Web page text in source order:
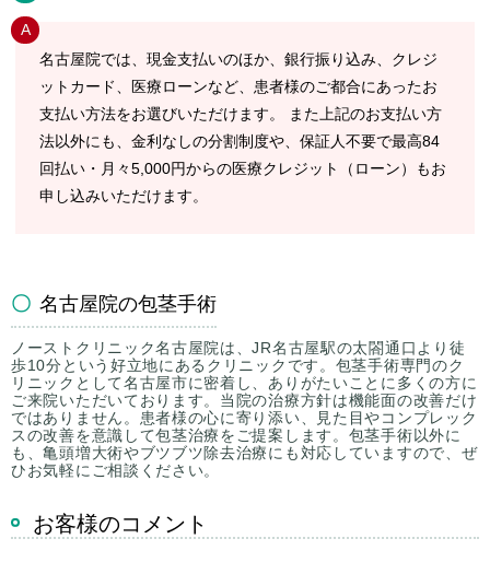
名古屋院では、現金支払いのほか、銀行振り込み、クレジ
ットカード、医療ローンなど、患者様のご都合にあったお
支払い方法をお選びいただけます。 また上記のお支払い方
法以外にも、金利なしの分割制度や、保証人不要で最高84
回払い・月々5,000円からの医療クレジット（ローン）もお
申し込みいただけます。
名古屋院の包茎手術
ノーストクリニック名古屋院は、JR名古屋駅の太閤通口より徒
歩10分という好立地にあるクリニックです。包茎手術専門のク
リニックとして名古屋市に密着し、ありがたいことに多くの方に
ご来院いただいております。当院の治療方針は機能面の改善だけ
ではありません。患者様の心に寄り添い、見た目やコンプレック
スの改善を意識して包茎治療をご提案します。包茎手術以外に
も、亀頭増大術やブツブツ除去治療にも対応していますので、ぜ
ひお気軽にご相談ください。
お客様のコメント